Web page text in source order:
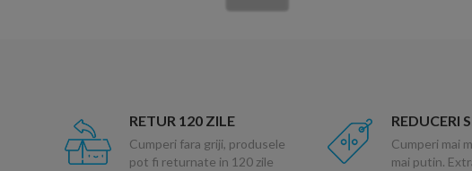
RETUR 120 ZILE
Cumperi fara griji, produsele
pot fi returnate in 120 zile
REDUCERI
Cumperi mai
mai putin.